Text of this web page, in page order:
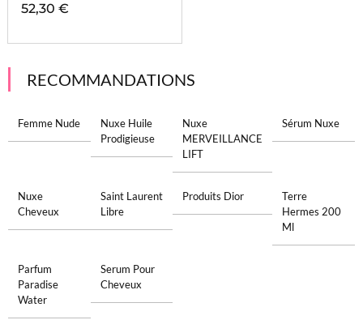
52,30 €
RECOMMANDATIONS
Femme Nude
Nuxe Huile
Prodigieuse
Nuxe
MERVEILLANCE
LIFT
Sérum Nuxe
Nuxe
Cheveux
Saint Laurent
Libre
Produits Dior
Terre
Hermes 200
Ml
Parfum
Paradise
Water
Serum Pour
Cheveux